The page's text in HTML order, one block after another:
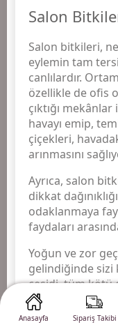
Salon
Salon bitkileri,
eylemin tam
canlılardır.
özellikle de ofis
çıktığı
havayı emip,
çiçekleri,
arınmasını
Ayrıca, salon
dikkat
odaklanmaya
faydaları
Yoğun ve zor
gelindiğinde sizi
çeşidi, tüm kötü
yardımcı
hayat vermenin
Anasayfa Sipariş Takibi